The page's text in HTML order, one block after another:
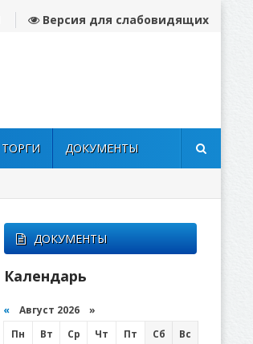
Версия для слабовидящих
ТОРГИ ДОКУМЕНТЫ
ДОКУМЕНТЫ
Календарь
« Август 2026 »
Пн
Вт Ср Чт Пт Сб
Вс